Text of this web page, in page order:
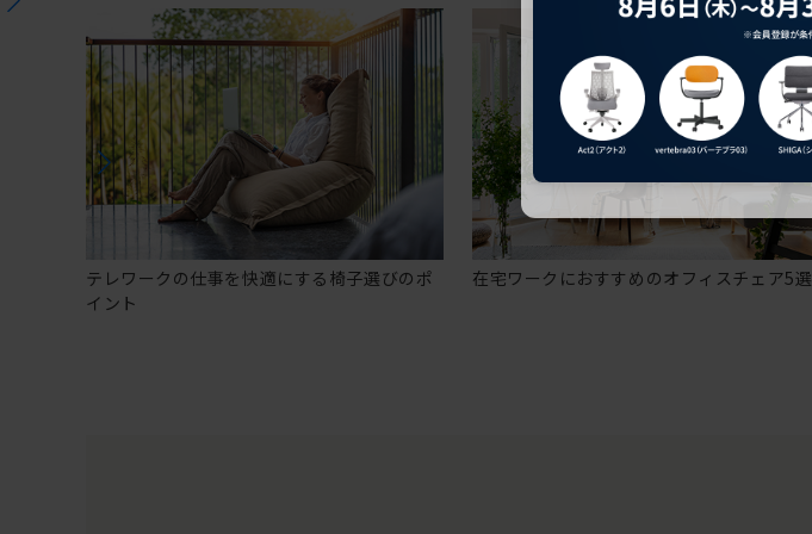
テレワークの仕事を快適にする椅子選びのポ
イント
在宅ワークにおすすめのオフィスチェア5選